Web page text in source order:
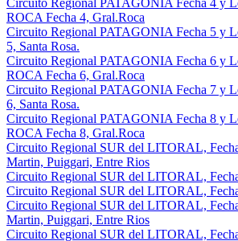
Circuito Regional PATAGONIA Fecha 4 y
ROCA Fecha 4, Gral.Roca
Circuito Regional PATAGONIA Fecha 5 y
5, Santa Rosa.
Circuito Regional PATAGONIA Fecha 6 y
ROCA Fecha 6, Gral.Roca
Circuito Regional PATAGONIA Fecha 7 y
6, Santa Rosa.
Circuito Regional PATAGONIA Fecha 8 y
ROCA Fecha 8, Gral.Roca
Circuito Regional SUR del LITORAL,
Martin, Puiggari, Entre Rios
Circuito Regional SUR del LITORAL,
Circuito Regional SUR del LITORAL,
Circuito Regional SUR del LITORAL,
Martin, Puiggari, Entre Rios
Circuito Regional SUR del LITORAL,